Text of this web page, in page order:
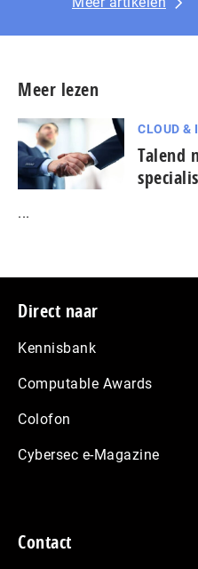
Meer lezen
CLOUD &
Talend
...
Footer
Direct naar
Kennisbank
Computable Awards
Colofon
Cybersec e-Magazine
Contact